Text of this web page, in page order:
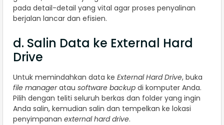
pada detail-detail yang vital agar proses penyalinan
berjalan lancar dan efisien.
d. Salin Data ke External Hard
Drive
Untuk memindahkan data ke External Hard Drive, buka
file manageratau software backup di komputer Anda.
Pilih dengan teliti seluruh berkas dan folder yang ingin
Anda salin, kemudian salin dan tempelkan ke lokasi
penyimpanan external hard drive.